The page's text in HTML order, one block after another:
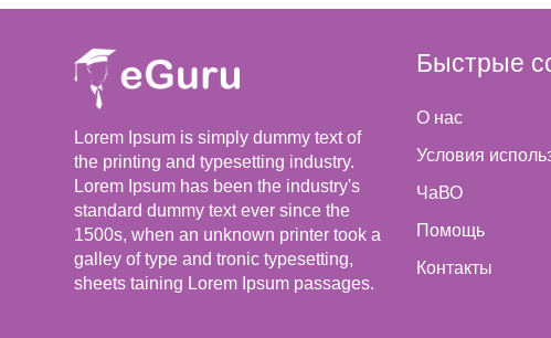
Lorem Ipsum is simply dummy text of
the printing and typesetting industry.
Lorem Ipsum has been the industry's
standard dummy text ever since the
1500s, when an unknown printer took a
galley of type and tronic typesetting,
sheets taining Lorem Ipsum passages.
Быстрые
О нас
Условия
ЧаВО
Помощь
Контакты